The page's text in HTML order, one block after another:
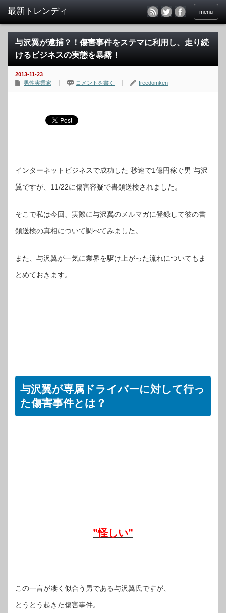
menu
与沢翼が逮捕？！傷害事件をステマに利用し、走り続
けるビジネスの実態を暴露！
2013-11-23
男性実業家
コメントを書く freedomken
インターネットビジネスで成功した”秒速で1億円稼ぐ男”与沢
翼ですが、11/22に傷害容疑で書類送検されました。
そこで私は今回、実際に与沢翼のメルマガに登録して彼の書
類送検の真相について調べてみました。
また、与沢翼が一気に業界を駆け上がった流れについてもま
とめておきます。
与沢翼が専属ドライバーに対して行っ
た傷害事件とは？
”怪しい”
この一言が凄く似合う男である与沢翼氏ですが、
とうとう起きた傷害事件。